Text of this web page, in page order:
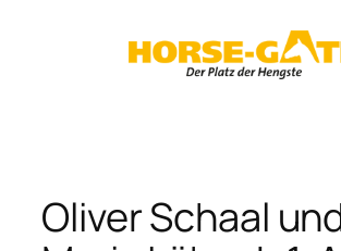
Oliver Schaal